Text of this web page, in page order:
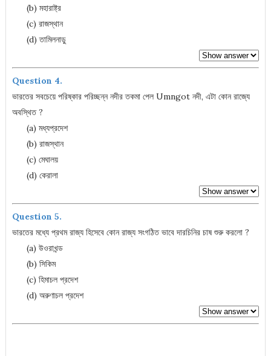
(b) মহারাষ্ট্র
(c) রাজস্থান
(d) তামিলনাড়ু
Question 4.
ভারতের সবচেয়ে পরিষ্কার পরিচ্ছন্ন নদীর তকমা পেল Umngot নদী, এটা কোন রাজ্যে
অবস্থিত ?
(a) মধ্যপ্রদেশ
(b) রাজস্থান
(c) মেঘালয়
(d) কেরালা
Question 5.
ভারতের মধ্যে প্রথম রাজ্য হিসেবে কোন রাজ্য সংগঠিত ভাবে দারচিনির চাষ শুরু করলো ?
(a) উওরাখন্ড
(b) সিকিম
(c) হিমাচল প্রদেশ
(d) অরুণাচল প্রদেশ